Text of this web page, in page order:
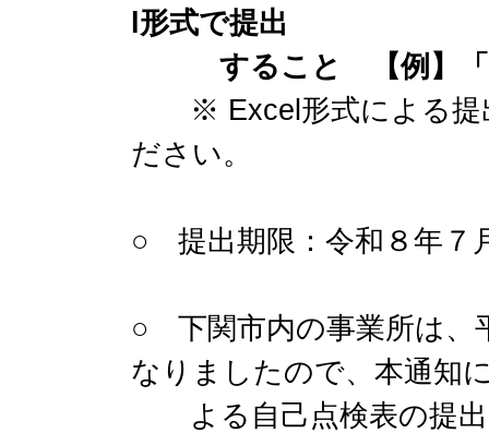
l形式で提出
すること 【例】「自
※ Excel形式による提
ださい。
○ 提出期限：令和８年７
○ 下関市内の事業所は、
なりましたので、本通知
よる自己点検表の提出